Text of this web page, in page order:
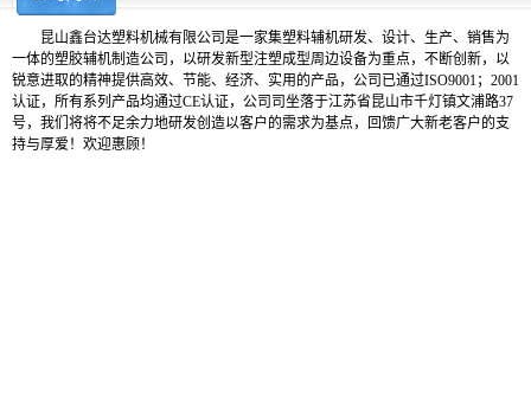
昆山鑫台达塑料机械有限公司是一家集塑料辅机研发、设计、生产、销售为
一体的塑胶辅机制造公司，以研发新型注塑成型周边设备为重点，不断创新，以
锐意进取的精神提供高效、节能、经济、实用的产品，公司已通过ISO9001；2001
认证，所有系列产品均通过CE认证，公司司坐落于江苏省昆山市千灯镇文浦路37
号，我们将将不足余力地研发创造以客户的需求为基点，回馈广大新老客户的支
持与厚爱！欢迎惠顾！